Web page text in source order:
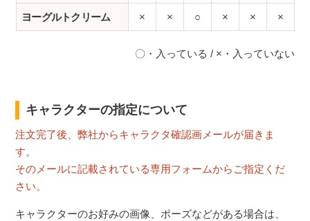
ヨーグルトクリーム × × ○ × × ×
〇・入っている / ×・入っていない
キャラクターの指定について
注文完了後、弊社からキャラクタ確認画メールが届きま
す。
そのメールに記載されている専用フォームからご指定くだ
さい。
キャラクターのお好みの画像、ポーズなどがある場合は、